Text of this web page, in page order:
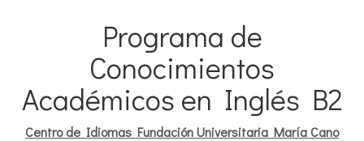
Programa de
Conocimientos
Académicos en Inglés B2
Centro de Idiomas Fundación Universitaria María Cano